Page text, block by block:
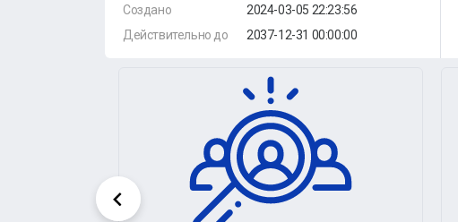
Создано
Действительно до
2024-03-05 22:23:56
2037-12-31 00:00:00